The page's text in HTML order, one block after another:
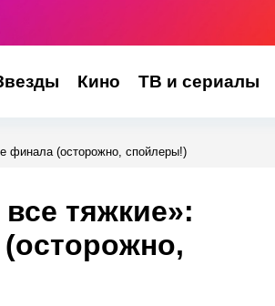
Кино ТВ и сериалы
финала (осторожно, спойлеры!)
тяжкие»: